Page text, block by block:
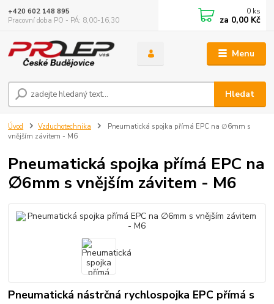
Menu
Hledat
+420 602 148 895
Pracovní doba PO - PÁ: 8,00-16,30
0 ks
za 0,00 Kč
Úvod Vzduchotechnika
Pneumatická spojka přímá EPC na ∅6mm s
vnějším závitem - M6
Pneumatická spojka přímá EPC na
∅6mm s vnějším závitem - M6
Pneumatická nástrčná rychlospojka EPC přímá s